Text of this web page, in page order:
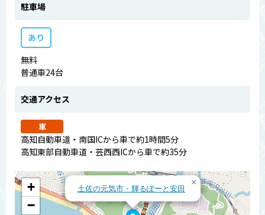
駐車場
あり
無料
普通車24台
交通アクセス
車
高知自動車道・南国ICから車で約1時間5分
高知東部自動車道・芸西西ICから車で約35分
土佐の元気市・輝るぽーと安田
×
+
−